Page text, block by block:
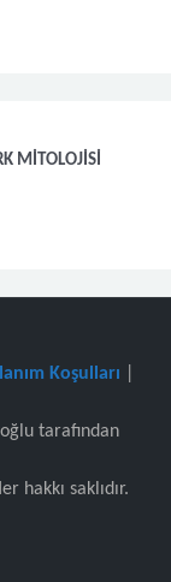
MİTOLOJİSİ
Koşulları
tarafından
hakkı saklıdır.